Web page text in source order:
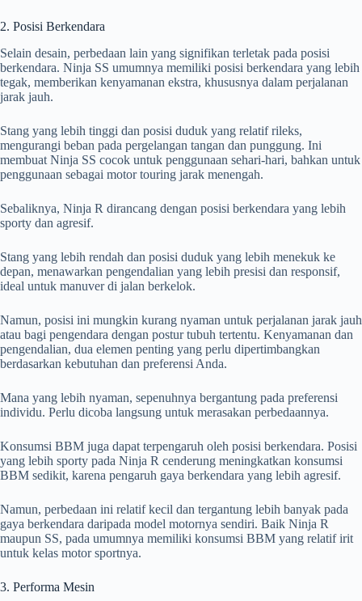
2. Posisi Berkendara
Selain desain, perbedaan lain yang signifikan terletak pada posisi
berkendara. Ninja SS umumnya memiliki posisi berkendara yang lebih
tegak, memberikan kenyamanan ekstra, khususnya dalam perjalanan
jarak jauh.
Stang yang lebih tinggi dan posisi duduk yang relatif rileks,
mengurangi beban pada pergelangan tangan dan punggung. Ini
membuat Ninja SS cocok untuk penggunaan sehari-hari, bahkan untuk
penggunaan sebagai motor touring jarak menengah.
Sebaliknya, Ninja R dirancang dengan posisi berkendara yang lebih
sporty dan agresif.
Stang yang lebih rendah dan posisi duduk yang lebih menekuk ke
depan, menawarkan pengendalian yang lebih presisi dan responsif,
ideal untuk manuver di jalan berkelok.
Namun, posisi ini mungkin kurang nyaman untuk perjalanan jarak jauh
atau bagi pengendara dengan postur tubuh tertentu. Kenyamanan dan
pengendalian, dua elemen penting yang perlu dipertimbangkan
berdasarkan kebutuhan dan preferensi Anda.
Mana yang lebih nyaman, sepenuhnya bergantung pada preferensi
individu. Perlu dicoba langsung untuk merasakan perbedaannya.
Konsumsi BBM juga dapat terpengaruh oleh posisi berkendara. Posisi
yang lebih sporty pada Ninja R cenderung meningkatkan konsumsi
BBM sedikit, karena pengaruh gaya berkendara yang lebih agresif.
Namun, perbedaan ini relatif kecil dan tergantung lebih banyak pada
gaya berkendara daripada model motornya sendiri. Baik Ninja R
maupun SS, pada umumnya memiliki konsumsi BBM yang relatif irit
untuk kelas motor sportnya.
3. Performa Mesin